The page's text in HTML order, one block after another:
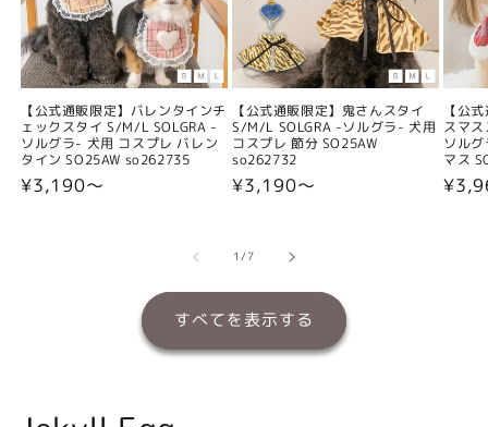
【公式通販限定】バレンタインチ
ェックスタイ S/M/L SOLGRA -
ソルグラ- 犬用 コスプレ バレン
タイン SO25AW so262735
通
¥3,190〜
【公式通販限定】鬼さんスタイ
S/M/L SOLGRA -ソルグラ- 犬用
コスプレ 節分 SO25AW
so262732
通
格
¥3,190〜
【公
スマ
ソル
マス
通
1/の
7
すべてを表示する